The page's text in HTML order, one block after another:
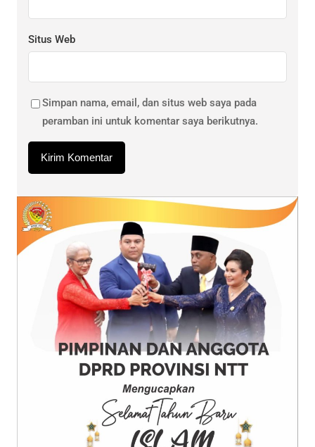
Situs Web
Simpan nama, email, dan situs web saya pada
peramban ini untuk komentar saya berikutnya.